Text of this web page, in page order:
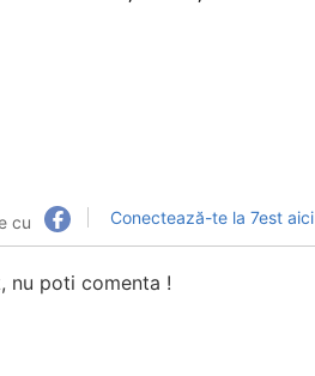
cu Conectează-te la 7est aici
nu poti comenta !